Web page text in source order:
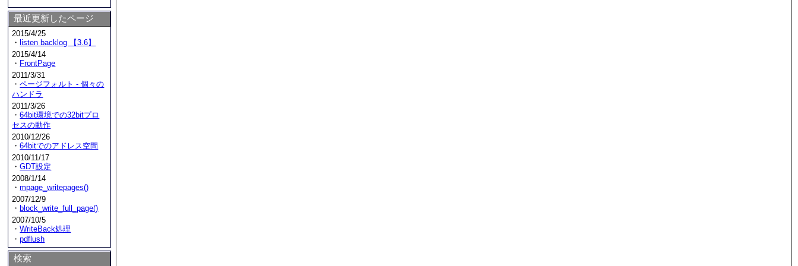
最近更新したページ
2015/4/25
・ listen backlog 【3.6】
2015/4/14
・ FrontPage
2011/3/31
・ページフォルト - 個々の
ハンドラ
2011/3/26
・64bit環境での32bitプロ
セスの動作
2010/12/26
・64bitでのアドレス空間
2010/11/17
・GDT設定
2008/1/14
・mpage_writepages()
2007/12/9
・ block_write_full_page()
2007/10/5
・WriteBack処理
・pdflush
検索